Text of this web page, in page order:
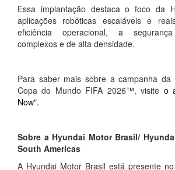
Essa implantação destaca o foco da
aplicações robóticas escaláveis e
eficiência operacional, a
complexos e de alta densidade.
Para saber mais sobre a campanha da
Copa do Mundo FIFA 2026™, visite o
Now".
Sobre a Hyundai Motor Brasil/
South Americas
A Hyundai Motor Brasil está presente